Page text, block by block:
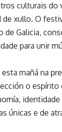
culturais do
de xullo. O
Galicia,
para unir
mañá na
o
únicas e de